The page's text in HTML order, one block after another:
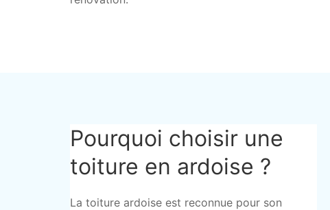
Pourquoi choisir une
toiture en ardoise ?
La toiture ardoise est reconnue pour son